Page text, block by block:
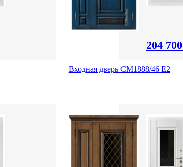
204 700
Входная дверь СМ1888/46 Е2